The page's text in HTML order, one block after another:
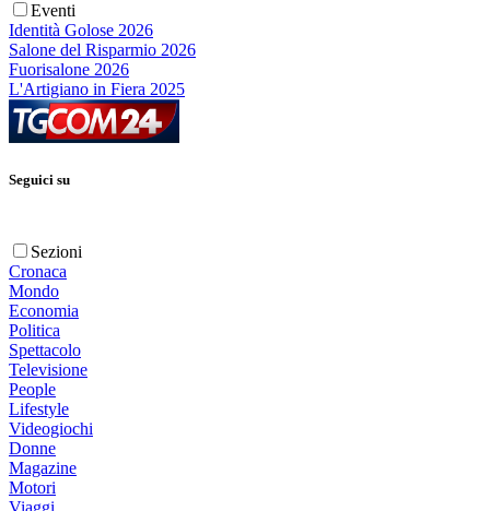
Eventi
Identità Golose 2026
Salone del Risparmio 2026
Fuorisalone 2026
L'Artigiano in Fiera 2025
Seguici su
Sezioni
Cronaca
Mondo
Economia
Politica
Spettacolo
Televisione
People
Lifestyle
Videogiochi
Donne
Magazine
Motori
Viaggi